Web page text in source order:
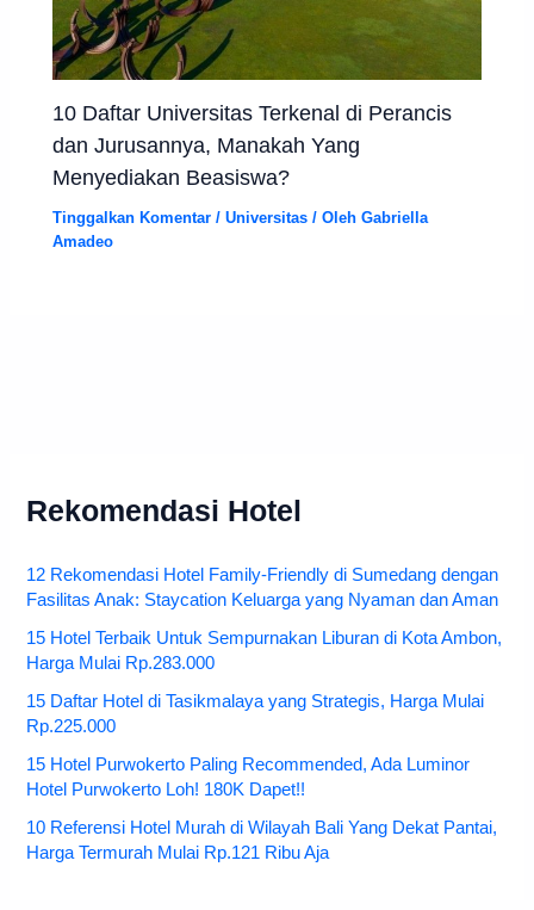
10 Daftar Universitas Terkenal di Perancis
dan Jurusannya, Manakah Yang
Menyediakan Beasiswa?
Tinggalkan Komentar /Universitas / OlehGabriella
Amadeo
Rekomendasi Hotel
12 Rekomendasi Hotel Family-Friendly di Sumedang dengan
Fasilitas Anak: Staycation Keluarga yang Nyaman dan Aman
15 Hotel Terbaik Untuk Sempurnakan Liburan di Kota Ambon,
Harga Mulai Rp.283.000
15 Daftar Hotel di Tasikmalaya yang Strategis, Harga Mulai
Rp.225.000
15 Hotel Purwokerto Paling Recommended, Ada Luminor
Hotel Purwokerto Loh! 180K Dapet!!
10 Referensi Hotel Murah di Wilayah Bali Yang Dekat Pantai,
Harga Termurah Mulai Rp.121 Ribu Aja